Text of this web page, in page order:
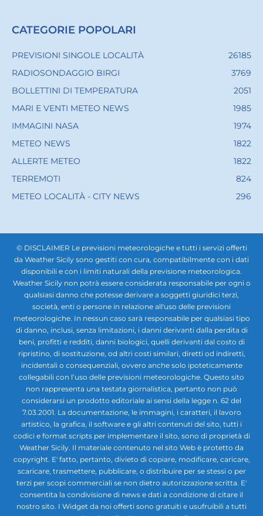
CATEGORIE POPOLARI
PREVISIONI SINGOLE LOCALITÀ
26185
RADIOSONDAGGIO BIRGI
3769
BOLLETTINI DI TEMPERATURA
2051
MARI E VENTI METEO NEWS
1985
IMMAGINI NASA
1974
METEO NEWS
1822
ALLERTE METEO
1822
TERREMOTI
824
METEO LOCALITÀ - CITY NEWS
296
© DISCLAIMER Le previsioni meteorologiche e tutti i servizi offerti
da Weather Sicily sono gestiti con cura, compatibilmente con i dati
disponibili e con i limiti naturali della previsione meteorologica.
Weather Sicily non potrà essere considerata responsabile per ogni o
qualsiasi danno che potesse derivare a soggetti giuridici terzi,
società, enti o persone in relazione all'uso delle previsioni
meteorologiche. In nessun caso sarà responsabile per qualsiasi tipo
di danno, inclusi, senza limitazioni, i danni derivanti dalla perdita di
beni, profitti e redditi, danni biologici, quelli derivanti dal costo di
ripristino, di sostituzione, od altri costi similari, diretti od indiretti,
incidentali o consequenziali, ovvero anche solo ipoteticamente
collegabili con l’uso delle previsioni meteorologiche. Questo sito
non rappresenta una testata giornalistica, pertanto non può
considerarsi un prodotto editoriale ai sensi della legge n. 62 del
7.03.2001. La documentazione, le immagini, i caratteri, il lavoro
artistico, la grafica, il software e gli altri contenuti del sito, tutti i
codici e format scripts per implementare il sito, sono di proprietà di
Weather Sicily. Il materiale contenuto nel sito Web è protetto da
copyright. E' fatto, pertanto, divieto di copiare, modificare, caricare,
scaricare, trasmettere, pubblicare, o distribuire per se stessi o per
terzi per scopi commerciali se non dietro autorizzazione scritta. E'
consentita la condivisione di news e dati a condizione di citare il
nostro sito. I Widget da noi offerti sono gratuiti e usufruibili a tutti